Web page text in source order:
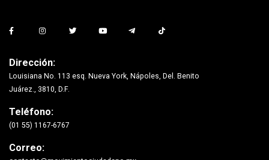
Dirección:
Louisiana No. 113 esq. Nueva York, Nápoles, Del. Benito
Juárez., 3810, D.F.
Teléfono:
(01 55) 1167-6767
Correo: